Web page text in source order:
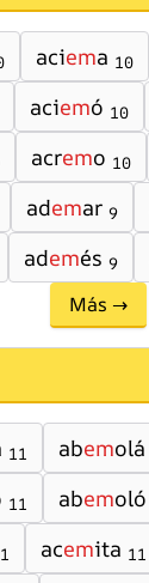
aciema 10
aciemó 10
acremo 10
ademar 9
ademés 9
Más →
11 abemolá
11 abemoló
acemita 11